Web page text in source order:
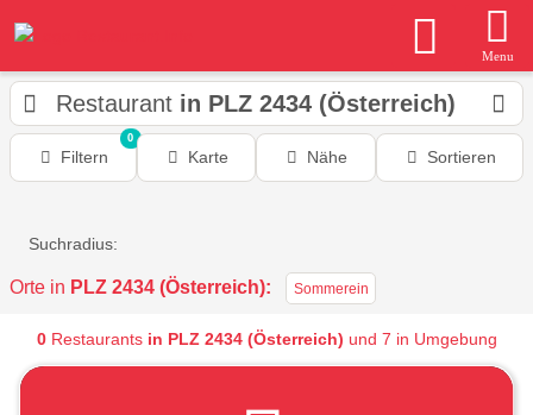
Menu
Restaurant in PLZ 2434 (Österreich)
Filtern
0
Karte Nähe Sortieren
Suchradius:
Orte in PLZ 2434 (Österreich): Sommerein
0Restaurants in PLZ 2434 (Österreich) und 7 in Umgebung